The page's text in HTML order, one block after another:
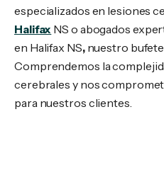
especializados en lesiones
Halifax NS o abogados
en Halifax NS, nuestro
Comprendemos la
cerebrales y nos
para nuestros clientes.